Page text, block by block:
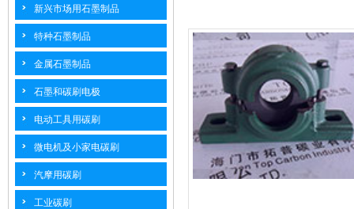
新兴市场用石墨制品
特种石墨制品
金属石墨制品
石墨和碳刷电极
电动工具用碳刷
微电机及小家电碳刷
汽摩用碳刷
工业碳刷